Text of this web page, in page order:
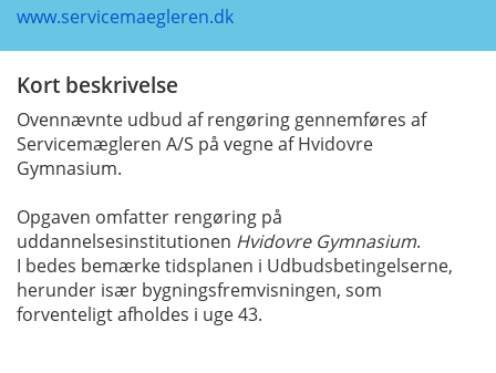
www.servicemaegleren.dk
Kort beskrivelse
Ovennævnte udbud af rengøring gennemføres af
Servicemægleren A/S på vegne af Hvidovre
Gymnasium.
Opgaven omfatter rengøring på
uddannelsesinstitutionen Hvidovre Gymnasium.
I bedes bemærke tidsplanen i Udbudsbetingelserne,
herunder især bygningsfremvisningen, som
forventeligt afholdes i uge 43.